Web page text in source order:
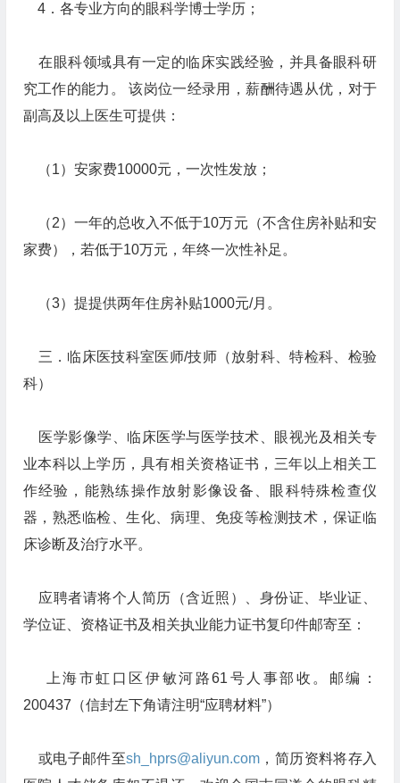
4．各专业方向的眼科学博士学历；
在眼科领域具有一定的临床实践经验，并具备眼科研
究工作的能力。 该岗位一经录用，薪酬待遇从优，对于
副高及以上医生可提供：
（1）安家费10000元，一次性发放；
（2）一年的总收入不低于10万元（不含住房补贴和安
家费），若低于10万元，年终一次性补足。
（3）提提供两年住房补贴1000元/月。
三．临床医技科室医师/技师（放射科、特检科、检验
科）
医学影像学、临床医学与医学技术、眼视光及相关专
业本科以上学历，具有相关资格证书，三年以上相关工
作经验，能熟练操作放射影像设备、眼科特殊检查仪
器，熟悉临检、生化、病理、免疫等检测技术，保证临
床诊断及治疗水平。
应聘者请将个人简历（含近照）、身份证、毕业证、
学位证、资格证书及相关执业能力证书复印件邮寄至：
上海市虹口区伊敏河路61号人事部收。邮编：
200437（信封左下角请注明“应聘材料”）
或电子邮件至sh_hprs@aliyun.com ，简历资料将存入